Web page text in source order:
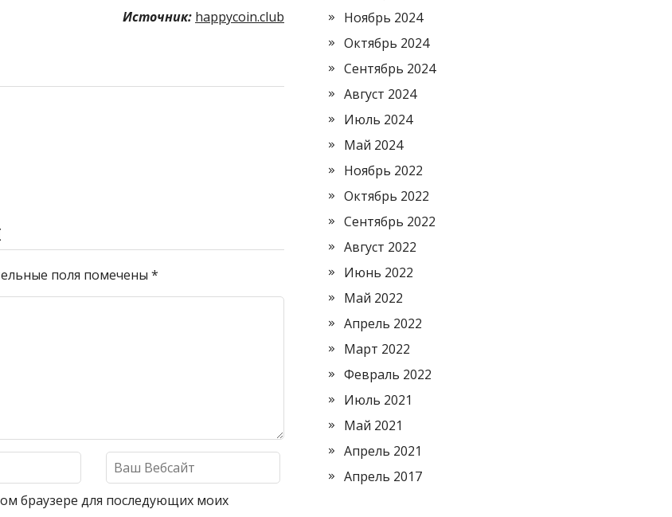
Источник: happycoin.club
поля помечены *
браузере для последующих моих
Ноябрь 2024
Октябрь 2024
Сентябрь 2024
Август 2024
Июль 2024
Май 2024
Ноябрь 2022
Октябрь 2022
Сентябрь 2022
Август 2022
Июнь 2022
Май 2022
Апрель 2022
Март 2022
Февраль 2022
Июль 2021
Май 2021
Апрель 2021
Апрель 2017